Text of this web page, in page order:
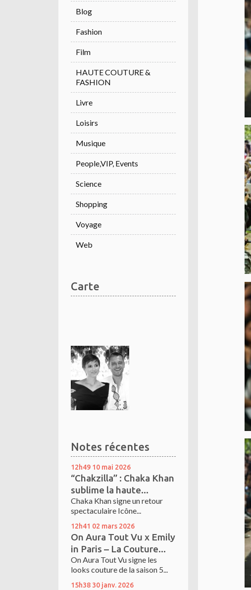
Blog
Fashion
Film
HAUTE COUTURE &
FASHION
Livre
Loisirs
Musique
People,VIP, Events
Science
Shopping
Voyage
Web
Carte
Notes récentes
12h49 10 mai 2026
“Chakzilla” : Chaka Khan
sublime la haute...
Chaka Khan signe un retour
spectaculaire Icône...
12h41 02 mars 2026
On Aura Tout Vu x Emily
in Paris – La Couture...
On Aura Tout Vu signe les
looks couture de la saison 5...
15h38 30 janv. 2026